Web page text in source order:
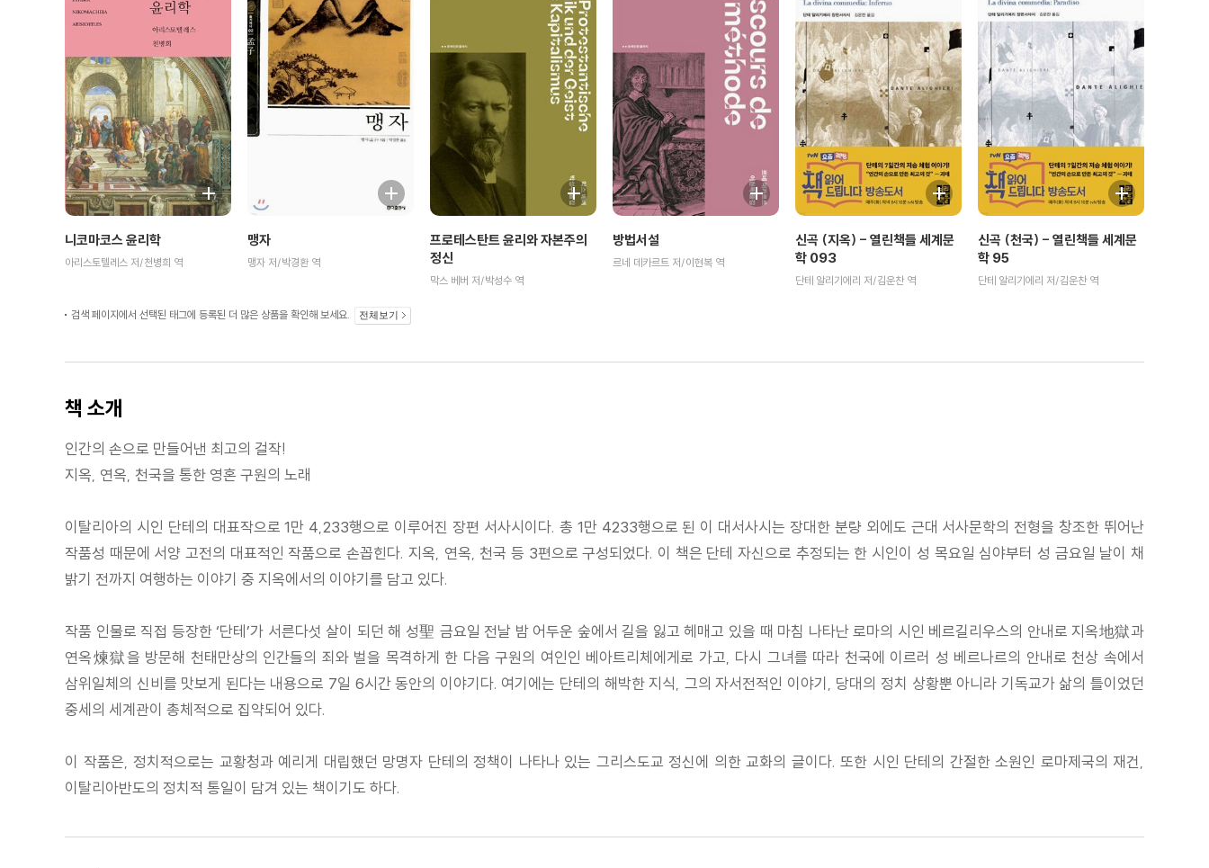
니코마코스 윤리학
아리스토텔레스 저/천병희 역
맹자
맹자 저/박경환 역
프로테스탄트 윤리와 자본주의
정신
막스 베버 저/박성수 역
방법서설
르네 데카르트 저/이현복 역
신곡 (지옥) - 열린책들 세계문
학 093
단테 알리기에리 저/김운찬 역
신곡 (천국) - 열린책들 세계문
학 95
단테 알리기에리 저/김운찬 역
검색 페이지에서 선택된 태그에 등록된 더 많은 상품을 확인해 보세요. 전체보기
책 소개
인간의 손으로 만들어낸 최고의 걸작!
지옥, 연옥, 천국을 통한 영혼 구원의 노래
이탈리아의 시인 단테의 대표작으로 1만 4,233행으로 이루어진 장편 서사시이다. 총 1만 4233행으로 된 이 대서사시는 장대한 분량 외에도 근대 서사문학의 전형을 창조한 뛰어난
작품성 때문에 서양 고전의 대표적인 작품으로 손꼽힌다. 지옥, 연옥, 천국 등 3편으로 구성되었다. 이 책은 단테 자신으로 추정되는 한 시인이 성 목요일 심야부터 성 금요일 날이 채
밝기 전까지 여행하는 이야기 중 지옥에서의 이야기를 담고 있다.
작품 인물로 직접 등장한 ‘단테’가 서른다섯 살이 되던 해 성聖 금요일 전날 밤 어두운 숲에서 길을 잃고 헤매고 있을 때 마침 나타난 로마의 시인 베르길리우스의 안내로 지옥地獄과
연옥煉獄을 방문해 천태만상의 인간들의 죄와 벌을 목격하게 한 다음 구원의 여인인 베아트리체에게로 가고, 다시 그녀를 따라 천국에 이르러 성 베르나르의 안내로 천상 속에서
삼위일체의 신비를 맛보게 된다는 내용으로 7일 6시간 동안의 이야기다. 여기에는 단테의 해박한 지식, 그의 자서전적인 이야기, 당대의 정치 상황뿐 아니라 기독교가 삶의 틀이었던
중세의 세계관이 총체적으로 집약되어 있다.
이 작품은, 정치적으로는 교황청과 예리게 대립했던 망명자 단테의 정책이 나타나 있는 그리스도교 정신에 의한 교화의 글이다. 또한 시인 단테의 간절한 소원인 로마제국의 재건,
이탈리아반도의 정치적 통일이 담겨 있는 책이기도 하다.